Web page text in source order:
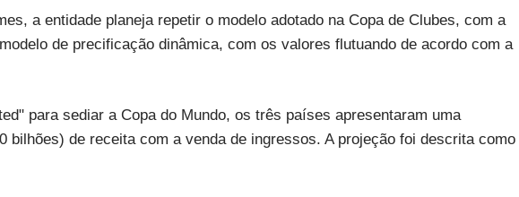
a entidade planeja repetir o modelo adotado na Copa de Clubes, com a
de precificação dinâmica, com os valores flutuando de acordo com a
para sediar a Copa do Mundo, os três países apresentaram uma
bilhões) de receita com a venda de ingressos. A projeção foi descrita como